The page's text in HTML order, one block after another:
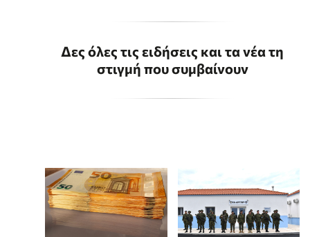
Δες όλες τις ειδήσεις και τα νέα τη
στιγμή που συμβαίνουν